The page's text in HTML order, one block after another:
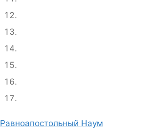
Равноапостольный Наум